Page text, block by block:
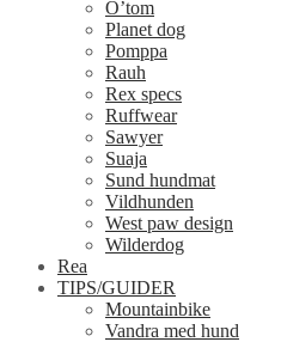
O’tom
Planet dog
Pomppa
Rauh
Rex specs
Ruffwear
Sawyer
Suaja
Sund hundmat
Vildhunden
West paw design
Wilderdog
Rea
TIPS/GUIDER
Mountainbike
Vandra med hund